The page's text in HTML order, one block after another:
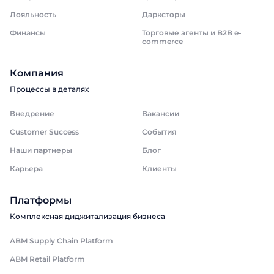
Лояльность
Дарксторы
Финансы
Торговые агенты и B2B e-
commerce
Компания
Процессы в деталях
Внедрение
Вакансии
Customer Success
События
Наши партнеры
Блог
Карьера
Клиенты
Платформы
Комплексная диджитализация бизнеса
ABM Supply Chain Platform
ABM Retail Platform